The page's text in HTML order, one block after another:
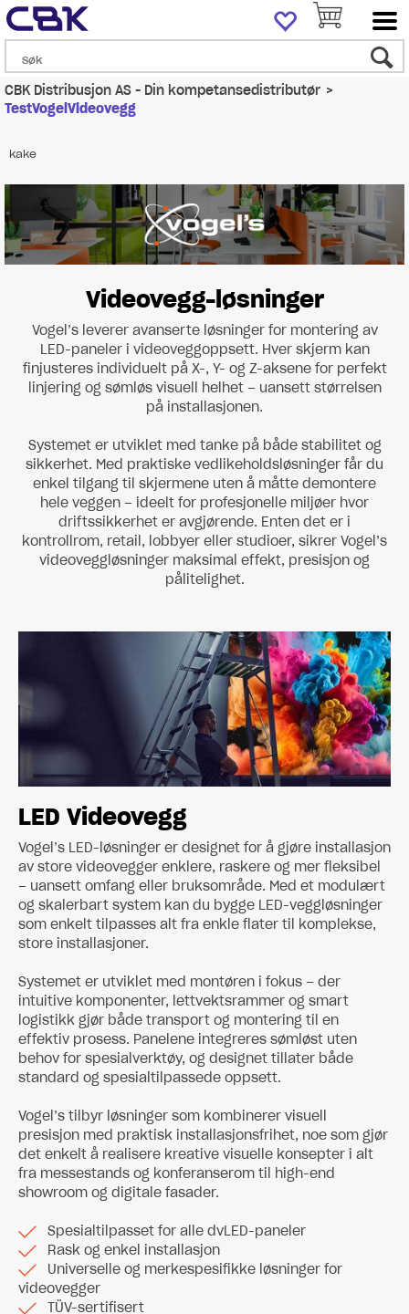
CBK Distribusjon AS - Din kompetansedistributør>
TestVogelVideovegg
kake
Videovegg-løsninger
Vogel’s leverer avanserte løsninger for montering av
LED-paneler i videoveggoppsett. Hver skjerm kan
finjusteres individuelt på X-, Y- og Z-aksene for perfekt
linjering og sømløs visuell helhet – uansett størrelsen
på installasjonen.
Systemet er utviklet med tanke på både stabilitet og
sikkerhet. Med praktiske vedlikeholdsløsninger får du
enkel tilgang til skjermene uten å måtte demontere
hele veggen – ideelt for profesjonelle miljøer hvor
driftssikkerhet er avgjørende. Enten det er i
kontrollrom, retail, lobbyer eller studioer, sikrer Vogel’s
videoveggløsninger maksimal effekt, presisjon og
pålitelighet.
LED Videovegg
Vogel’s LED-løsninger er designet for å gjøre installasjon
av store videovegger enklere, raskere og mer fleksibel
– uansett omfang eller bruksområde. Med et modulært
og skalerbart system kan du bygge LED-veggløsninger
som enkelt tilpasses alt fra enkle flater til komplekse,
store installasjoner.
Systemet er utviklet med montøren i fokus – der
intuitive komponenter, lettvektsrammer og smart
logistikk gjør både transport og montering til en
effektiv prosess. Panelene integreres sømløst uten
behov for spesialverktøy, og designet tillater både
standard og spesialtilpassede oppsett.
Vogel’s tilbyr løsninger som kombinerer visuell
presisjon med praktisk installasjonsfrihet, noe som gjør
det enkelt å realisere kreative visuelle konsepter i alt
fra messestands og konferanserom til high-end
showroom og digitale fasader.
Spesialtilpasset for alle dvLED-paneler
Rask og enkel installasjon
Universelle og merkespesifikke løsninger for
videovegger
TÜV-sertifisert